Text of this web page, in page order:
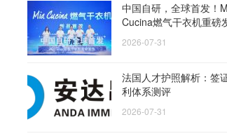
中国自研，全球首发！
Cucina燃气干衣机重磅
2026-07-31
法国人才护照解析：签
利体系测评
2026-07-31